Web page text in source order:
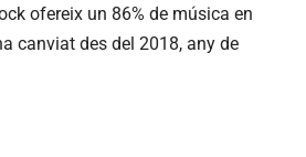
ofereix un 86% de música en
canviat des del 2018, any de